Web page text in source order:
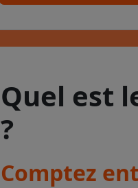
Quel est
?
Comptez